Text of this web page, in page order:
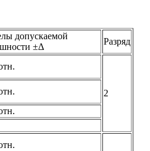
допускаемой
±Δ
Разряд
2